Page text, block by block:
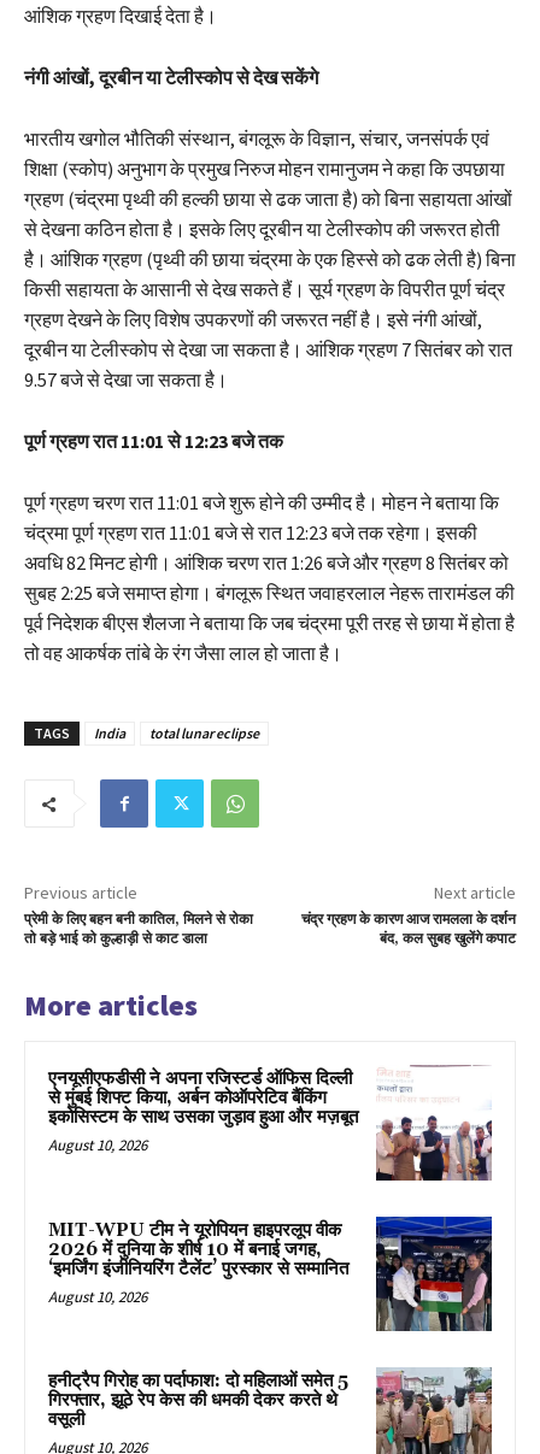
आंशिक ग्रहण दिखाई देता है।
नंगी आंखों, दूरबीन या टेलीस्कोप से देख सकेंगे
भारतीय खगोल भौतिकी संस्थान, बंगलूरू के विज्ञान, संचार, जनसंपर्क एवं
शिक्षा (स्कोप) अनुभाग के प्रमुख निरुज मोहन रामानुजम ने कहा कि उपछाया
ग्रहण (चंद्रमा पृथ्वी की हल्की छाया से ढक जाता है) को बिना सहायता आंखों
से देखना कठिन होता है। इसके लिए दूरबीन या टेलीस्कोप की जरूरत होती
है। आंशिक ग्रहण (पृथ्वी की छाया चंद्रमा के एक हिस्से को ढक लेती है) बिना
किसी सहायता के आसानी से देख सकते हैं। सूर्य ग्रहण के विपरीत पूर्ण चंद्र
ग्रहण देखने के लिए विशेष उपकरणों की जरूरत नहीं है। इसे नंगी आंखों,
दूरबीन या टेलीस्कोप से देखा जा सकता है। आंशिक ग्रहण 7 सितंबर को रात
9.57 बजे से देखा जा सकता है।
पूर्ण ग्रहण रात 11:01 से 12:23 बजे तक
पूर्ण ग्रहण चरण रात 11:01 बजे शुरू होने की उम्मीद है। मोहन ने बताया कि
चंद्रमा पूर्ण ग्रहण रात 11:01 बजे से रात 12:23 बजे तक रहेगा। इसकी
अवधि 82 मिनट होगी। आंशिक चरण रात 1:26 बजे और ग्रहण 8 सितंबर को
सुबह 2:25 बजे समाप्त होगा। बंगलूरू स्थित जवाहरलाल नेहरू तारामंडल की
पूर्व निदेशक बीएस शैलजा ने बताया कि जब चंद्रमा पूरी तरह से छाया में होता है
तो वह आकर्षक तांबे के रंग जैसा लाल हो जाता है।
TAGS India total lunar eclipse
Previous article
प्रेमी के लिए बहन बनी कातिल, मिलने से रोका
तो बड़े भाई को कुल्हाड़ी से काट डाला
Next article
चंद्र ग्रहण के कारण आज रामलला के दर्शन
बंद, कल सुबह खुलेंगे कपाट
More articles
एनयूसीएफडीसी ने अपना रजिस्टर्ड ऑफिस दिल्ली
से मुंबई शिफ्ट किया, अर्बन कोऑपरेटिव बैंकिंग
इकोसिस्टम के साथ उसका जुड़ाव हुआ और मज़बूत
August 10, 2026
MIT-WPU टीम ने यूरोपियन हाइपरलूप वीक
2026 में दुनिया के शीर्ष 10 में बनाई जगह,
‘इमर्जिंग इंजीनियरिंग टैलेंट’ पुरस्कार से सम्मानित
August 10, 2026
हनीट्रैप गिरोह का पर्दाफाश: दो महिलाओं समेत 5
गिरफ्तार, झूठे रेप केस की धमकी देकर करते थे
वसूली
August 10, 2026